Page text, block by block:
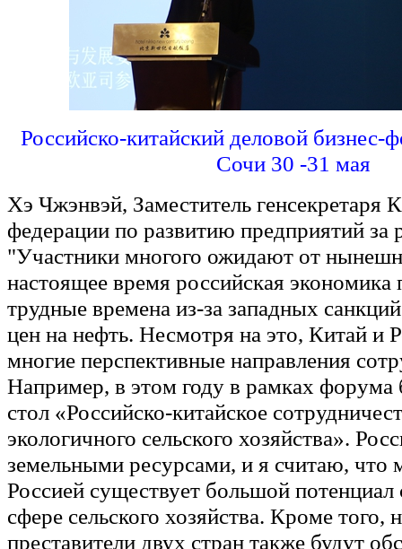
Российско-китайский деловой бизнес-
Сочи 30 -31 мая
Хэ Чжэнвэй, Заместитель генсекретаря
федерации по развитию предприятий за
"Участники многого ожидают от
настоящее время российская экономика
трудные времена из-за западных
цен на нефть. Несмотря на это, Китай и
многие перспективные направления
Например, в этом году в рамках форума
стол «Российско-китайское
экологичного сельского хозяйства».
земельными ресурсами, и я считаю, что
Россией существует большой потенциал
сфере сельского хозяйства. Кроме того,
преставители двух стран также будут